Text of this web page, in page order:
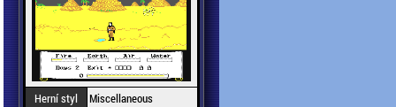
Herní styl
Miscellaneous